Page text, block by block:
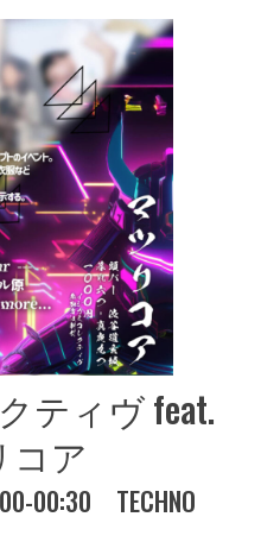
ティヴ feat.
コア
00:30 TECHNO